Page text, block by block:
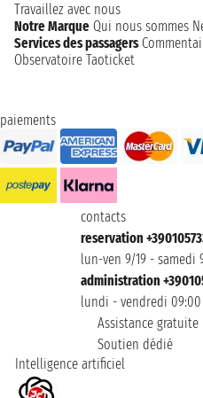
Travaillez avec nous
Notre Marque Qui nous sommes
Services des passagers
Observatoire Taoticket
paiements
contacts
reservation
lun-ven 9/19 - samedi
administration
lundi - vendredi 09:00
Assistance gratuite
Soutien dédié
Intelligence artificiel